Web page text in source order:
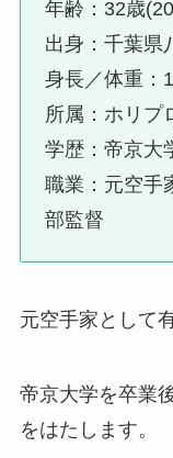
年齢：32歳
出身：千葉県
身長／体重：
所属：ホリプ
学歴：帝京大
職業：元空手
部監督
元空手家として
帝京大学を卒業
をはたします。